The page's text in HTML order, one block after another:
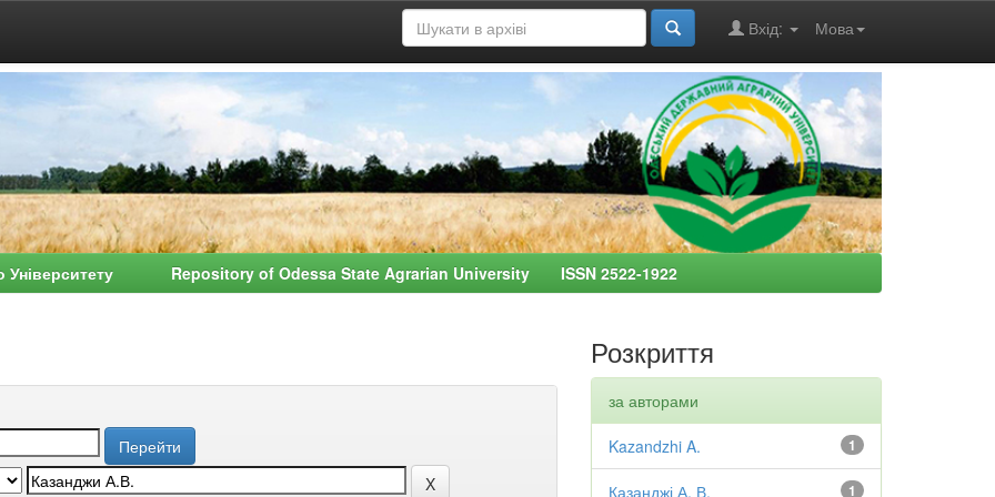
Мова
Вхід:
Університету Repository of Odessa State Agrarian University ISSN 2522-1922
Розкриття
за авторами
1
Kazandzhi A.
1
Казанджі А. В.